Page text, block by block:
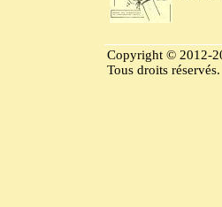
Copyright © 2012-
Tous droits réservés.